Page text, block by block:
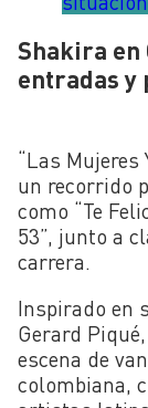
Shakira en
entradas y
“Las Mujeres
un recorrido
como “Te
53”, junto a
carrera.
Inspirado en
Gerard
escena de
colombiana,